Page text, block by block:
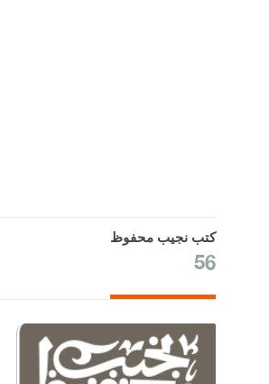
كتب نجيب محفوظ
56